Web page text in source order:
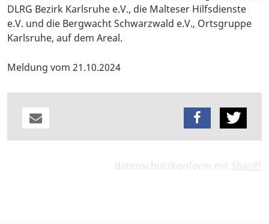
DLRG Bezirk Karlsruhe e.V., die Malteser Hilfsdienste
e.V. und die Bergwacht Schwarzwald e.V., Ortsgruppe
Karlsruhe, auf dem Areal.
Meldung vom 21.10.2024
datenschutzkonform mit Shariff